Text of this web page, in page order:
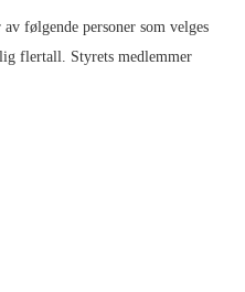
av følgende personer som velges
flertall. Styrets medlemmer